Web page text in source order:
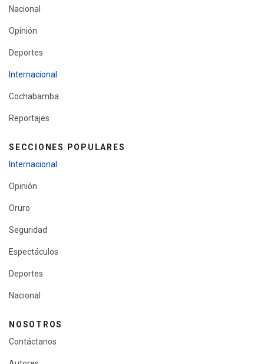
Nacional
Opinión
Deportes
Internacional
Cochabamba
Reportajes
SECCIONES POPULARES
Internacional
Opinión
Oruro
Seguridad
Espectáculos
Deportes
Nacional
NOSOTROS
Contáctanos